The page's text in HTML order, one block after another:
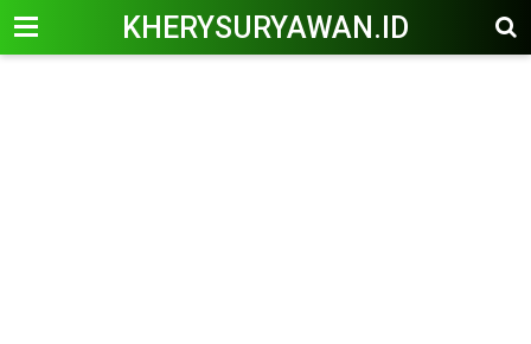
KHERYSURYAWAN.ID